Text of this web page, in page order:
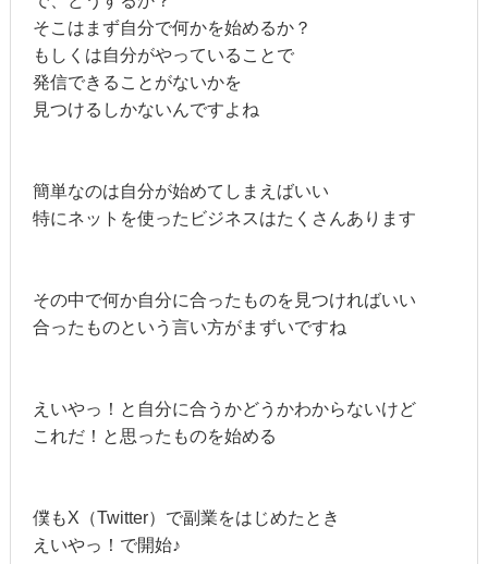
そこはまず自分で何かを始めるか？
もしくは自分がやっていることで
発信できることがないかを
見つけるしかないんですよね
簡単なのは自分が始めてしまえばいい
特にネットを使ったビジネスはたくさんあります
その中で何か自分に合ったものを見つければいい
合ったものという言い方がまずいですね
えいやっ！と自分に合うかどうかわからないけど
これだ！と思ったものを始める
僕もX（Twitter）で副業をはじめたとき
えいやっ！で開始♪